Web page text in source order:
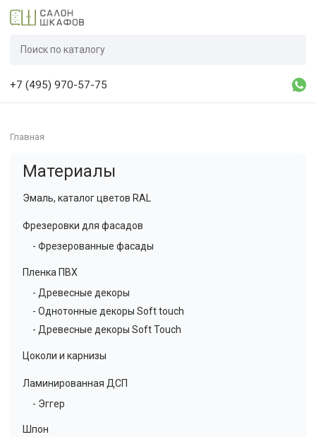
+7 (495) 970-57-75
Главная
Материалы
Эмаль, каталог цветов RAL
Фрезеровки для фасадов
- Фрезерованные фасады
Пленка ПВХ
- Древесные декоры
- Однотонные декоры Soft touch
- Древесные декоры Soft Touch
Цоколи и карнизы
Ламинированная ДСП
- Эггер
Шпон